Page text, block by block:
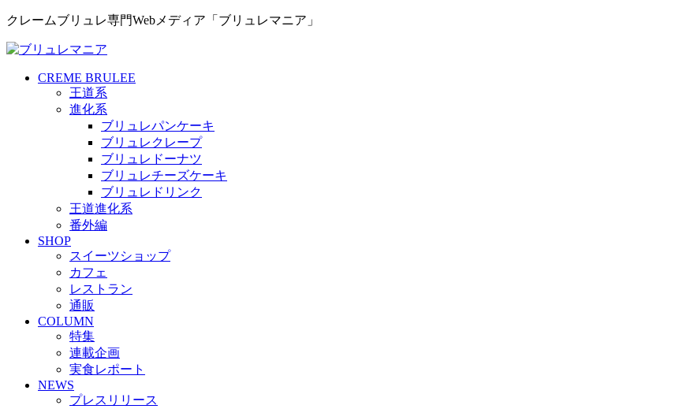
クレームブリュレ専門Webメディア「ブリュレマニア」
CREME BRULEE
王道系
進化系
ブリュレパンケーキ
ブリュレクレープ
ブリュレドーナツ
ブリュレチーズケーキ
ブリュレドリンク
王道進化系
番外編
SHOP
スイーツショップ
カフェ
レストラン
通販
COLUMN
特集
連載企画
実食レポート
NEWS
プレスリリース